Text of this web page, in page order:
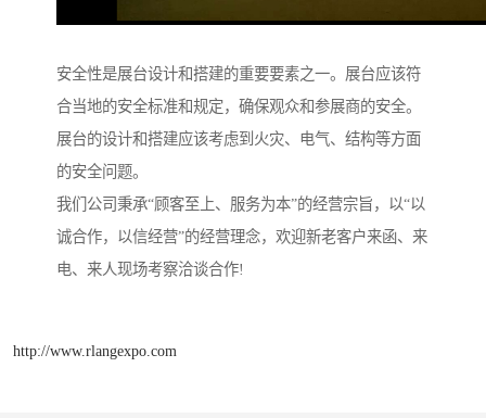
安全性是展台设计和搭建的重要要素之一。展台应该符
合当地的安全标准和规定，确保观众和参展商的安全。
展台的设计和搭建应该考虑到火灾、电气、结构等方面
的安全问题。
我们公司秉承“顾客至上、服务为本”的经营宗旨，以“以
诚合作，以信经营”的经营理念，欢迎新老客户来函、来
电、来人现场考察洽谈合作!
http://www.rlangexpo.com